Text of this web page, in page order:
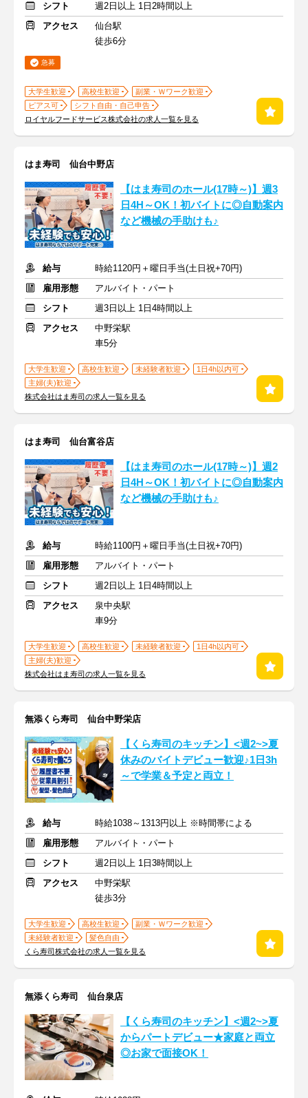
シフト
週2日以上 1日2時間以上
アクセス
仙台駅
徒歩6分
急募
大学生歓迎 高校生歓迎
副業・Ｗワーク歓迎
ピアス可
シフト自由・自己申告
ロイヤルフードサービス株式会社の求人一覧を見る
はま寿司 仙台中野店
【はま寿司のホール(17時～)】週3
日4H～OK！初バイトに◎自動案内
など機械の手助けも♪
給与
時給1120円＋曜日手当(土日祝+70円)
雇用形態
アルバイト・パート
シフト
週3日以上 1日4時間以上
アクセス
中野栄駅
車5分
大学生歓迎 高校生歓迎 未経験者歓迎
1日4h以内可
主婦(夫)歓迎
株式会社はま寿司の求人一覧を見る
はま寿司 仙台富谷店
【はま寿司のホール(17時～)】週2
日4H～OK！初バイトに◎自動案内
など機械の手助けも♪
給与
時給1100円＋曜日手当(土日祝+70円)
雇用形態
アルバイト・パート
シフト
週2日以上 1日4時間以上
アクセス
泉中央駅
車9分
大学生歓迎 高校生歓迎 未経験者歓迎
1日4h以内可
主婦(夫)歓迎
株式会社はま寿司の求人一覧を見る
無添くら寿司 仙台中野栄店
【くら寿司のキッチン】<週2~>夏
休みのバイトデビュー歓迎♪1日3h
～で学業＆予定と両立！
給与
時給1038～1313円以上 ※時間帯による
雇用形態
アルバイト・パート
シフト
週2日以上 1日3時間以上
アクセス
中野栄駅
徒歩3分
大学生歓迎 高校生歓迎
副業・Ｗワーク歓迎
未経験者歓迎
髪色自由
くら寿司株式会社の求人一覧を見る
無添くら寿司 仙台泉店
【くら寿司のキッチン】<週2~>夏
からパートデビュー★家庭と両立
◎お家で面接OK！